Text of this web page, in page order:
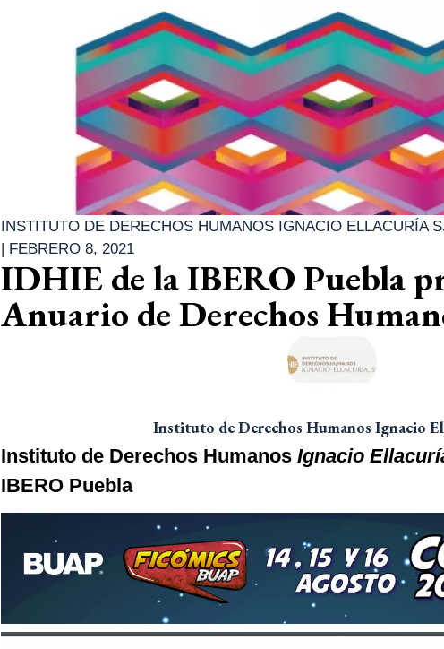
INSTITUTO DE DERECHOS HUMANOS IGNACIO ELLACURÍA
| FEBRERO 8, 2021
IDHIE de la IBERO Puebla
Anuario de Derechos
Instituto de Derechos Humanos Ignacio
Instituto de Derechos Humanos Ignacio
IBERO Puebla